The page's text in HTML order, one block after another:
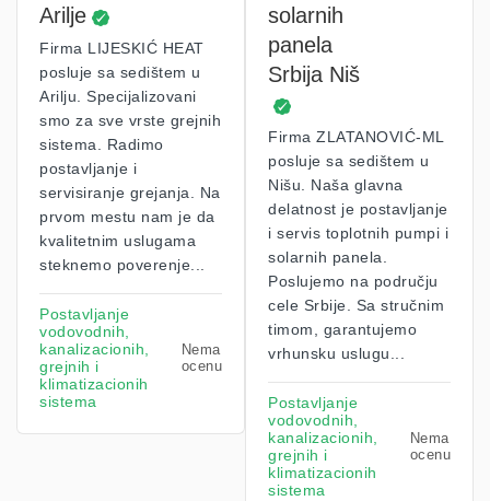
Arilje
Firma LIJESKIĆ HEAT
posluje sa sedištem u
Arilju. Specijalizovani
smo za sve vrste grejnih
sistema. Radimo
postavljanje i
servisiranje grejanja. Na
prvom mestu nam je da
kvalitetnim uslugama
steknemo poverenje...
Postavljanje
vodovodnih,
kanalizacionih,
grejnih i
klimatizacionih
sistema
Nema
ocenu
solarnih
panela
Srbija Niš
Firma ZLATANOVIĆ-ML
posluje sa sedištem u
Nišu. Naša glavna
delatnost je postavljanje
i servis toplotnih pumpi i
solarnih panela.
Poslujemo na području
cele Srbije. Sa stručnim
timom, garantujemo
vrhunsku uslugu...
Postavljanje
vodovodnih,
kanalizacionih,
grejnih i
klimatizacionih
sistema
Nema
ocenu